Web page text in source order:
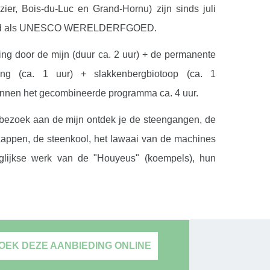
Bois-du-Luc en Grand-Hornu) zijn sinds juli
als UNESCO WERELDERFGOED.
door de mijn (duur ca. 2 uur) + de permanente
(ca. 1 uur) + slakkenbergbiotoop (ca. 1
het gecombineerde programma ca. 4 uur.
aan de mijn ontdek je de steengangen, de
de steenkool, het lawaai van de machines
werk van de "Houyeus" (koempels), hun
de sorteer- en wasinstallaties. Stortplaatsen,
het systeem voor het laden en lossen van
, was- en opslagprocessen: het hele
DEZE AANBIEDING ONLINE